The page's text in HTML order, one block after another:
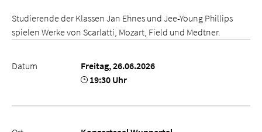
Studierende der Klassen Jan Ehnes und Jee-Young Phillips
spielen Werke von Scarlatti, Mozart, Field und Medtner.
Datum
Freitag, 26.06.2026
19:30 Uhr